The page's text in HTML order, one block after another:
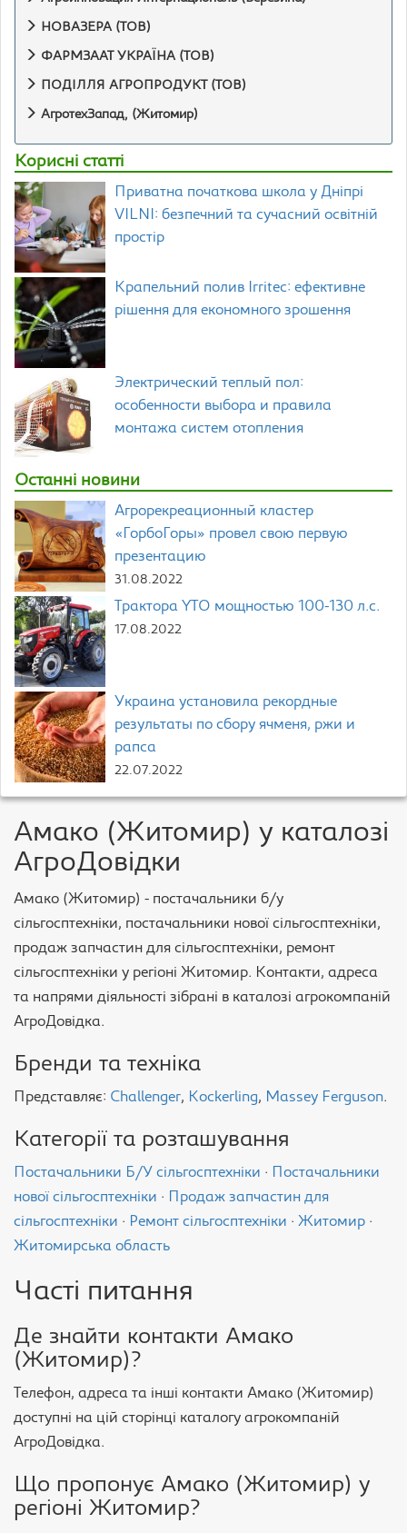
НОВАЗЕРА (ТОВ)
ФАРМЗААТ УКРАЇНА (ТОВ)
ПОДІЛЛЯ АГРОПРОДУКТ (ТОВ)
АгротехЗапад, (Житомир)
Корисні статті
Приватна початкова школа у Дніпрі
VILNI: безпечний та сучасний освітній
простір
Крапельний полив Irritec: ефективне
рішення для економного зрошення
Электрический теплый пол:
особенности выбора и правила
монтажа систем отопления
Останні новини
Агрорекреационный кластер
«ГорбоГоры» провел свою первую
презентацию
31.08.2022
Трактора YTO мощностью 100-130 л.с.
17.08.2022
Украина установила рекордные
результаты по сбору ячменя, ржи и
рапса
22.07.2022
Амако (Житомир) у каталозі
АгроДовідки
Амако (Житомир) - постачальники б/у
сільгосптехніки, постачальники нової сільгосптехніки,
продаж запчастин для сільгосптехніки, ремонт
сільгосптехніки у регіоні Житомир. Контакти, адреса
та напрями діяльності зібрані в каталозі агрокомпаній
АгроДовідка.
Бренди та техніка
Представляє: Challenger, Kockerling, Massey Ferguson.
Категорії та розташування
Постачальники Б/У сільгосптехніки ·
Постачальники
нової сільгосптехніки ·
Продаж запчастин для
сільгосптехніки · Ремонт сільгосптехніки · Житомир ·
Житомирська область
Часті питання
Де знайти контакти Амако
(Житомир)?
Телефон, адреса та інші контакти Амако (Житомир)
доступні на цій сторінці каталогу агрокомпаній
АгроДовідка.
Що пропонує Амако (Житомир) у
регіоні Житомир?